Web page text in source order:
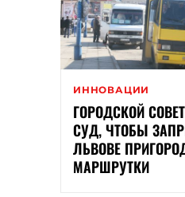
ИННОВАЦИИ
ГОРОДСКОЙ
СУД, ЧТОБЫ
ЛЬВОВЕ
МАРШРУТКИ